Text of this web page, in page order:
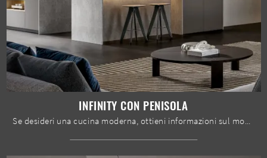
INFINITY CON PENISOLA
Se desideri una cucina moderna, ottieni informazioni sul modello Infinity con penisola Home Cucine.